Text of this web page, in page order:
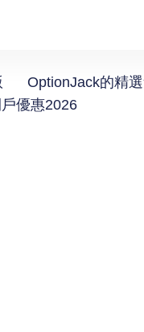
OptionJack的精
優惠2026